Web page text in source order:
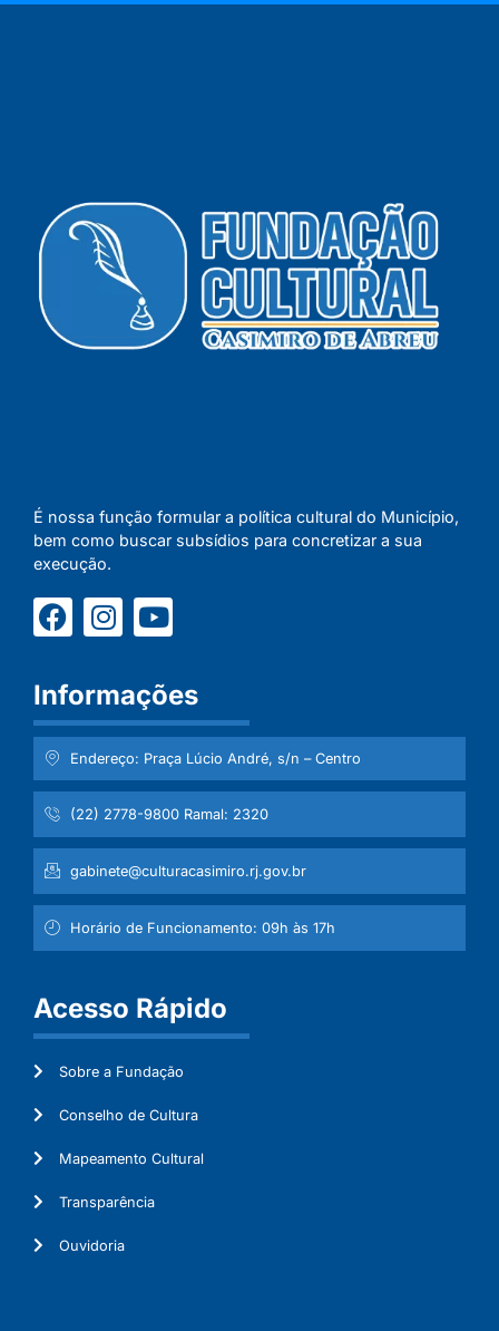
É nossa função formular a política cultural do Município,
bem como buscar subsídios para concretizar a sua
execução.
Informações
Endereço: Praça Lúcio André, s/n – Centro
(22) 2778-9800 Ramal: 2320
gabinete@culturacasimiro.rj.gov.br
Horário de Funcionamento: 09h às 17h
Acesso Rápido
Sobre a Fundação
Conselho de Cultura
Mapeamento Cultural
Transparência
Ouvidoria